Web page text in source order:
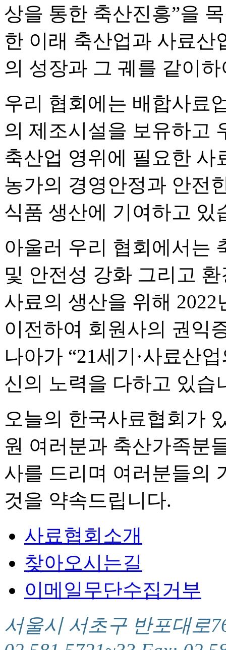
상을 통한 축산진흥”을
한 이래 축산업과 사료산
의 성장과 그 궤를 같이
우리 협회에는 배합사료
의 제조시설을 보유하고
축산업 영위에 필요한 사
농가의 경영안정과 안전
식품 생산에 기여하고 있
아울러 우리 협회에서는
및 안전성 강화 그리고
사료의 생산을 위해
이전하여 회원사의 권익
나아가 “21세기·사료산
신의 노력을 다하고 있습
오늘의 한국사료협회가
원 여러분과 축산가족분
사를 드리며 여러분들의
것을 약속드립니다.
사료협회소개
찾아오시는길
이메일무단수집거부
서울시 서초구 반포대로